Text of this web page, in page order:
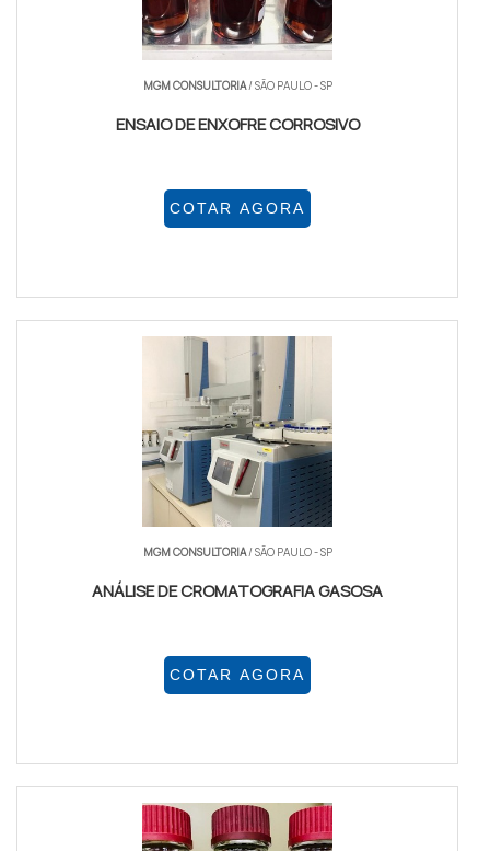
MGM CONSULTORIA/ SÃO PAULO - SP
ENSAIO DE ENXOFRE CORROSIVO
COTAR AGORA
MGM CONSULTORIA/ SÃO PAULO - SP
ANÁLISE DE CROMATOGRAFIA GASOSA
COTAR AGORA